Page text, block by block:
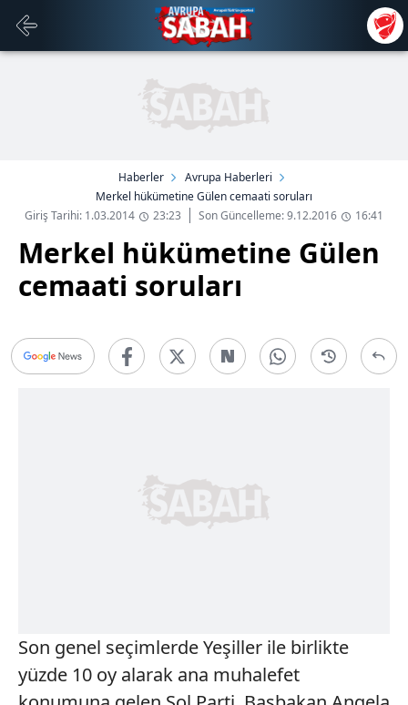
Haberler
Avrupa Haberleri
Merkel hükümetine Gülen cemaati soruları
Giriş Tarihi: 1.03.2014
23:23 Son Güncelleme: 9.12.2016 16:41
Merkel hükümetine Gülen
cemaati soruları
Son genel seçimlerde Yeşiller ile birlikte
yüzde 10 oy alarak ana muhalefet